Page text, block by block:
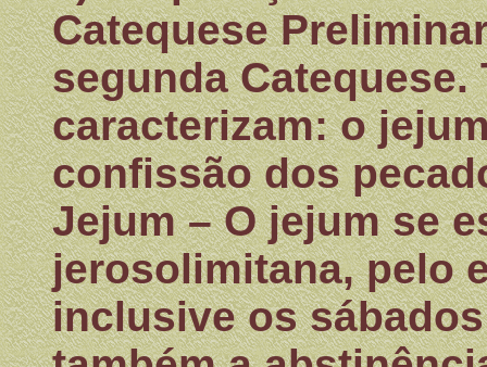
Catequese
segunda Catequese.
caracterizam: o
confissão dos
Jejum – O jejum se
jerosolimitana, pelo
inclusive os